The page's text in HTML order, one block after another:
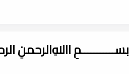
بســـــــــــمِ اﷲِالرحمنِ